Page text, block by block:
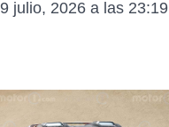
9 julio, 2026 a las 23:19